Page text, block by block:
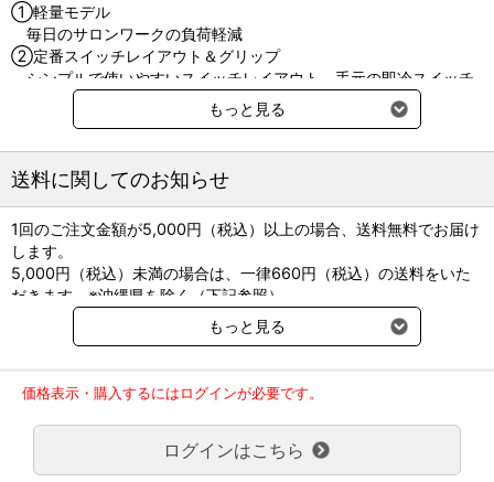
①軽量モデル
毎日のサロンワークの負荷軽減
②定番スイッチレイアウト＆グリップ
シンプルで使いやすいスイッチレイアウト。手元の即冷スイッチ
で、温冷風がカンタンに切替できます。また、手にフィットする滑
らかな曲面グリップで、握りのストレスを軽減
水洗いもできる丈夫なメッシュフィルターを採用。お手入れしや
くす、強めの力でブラッシングや水洗いを行っても破れません。
●本体寸法：幅232mm×奥行94mm×高さ213mm（本体のみ）
●重量：670g（本体のみ）
●電源：AC100V 50/60Hz
●温風温度：115℃（周囲温度 30℃の場合、High-Hot使用時）
もっと見る
送料に関してのお知らせ
1回のご注文金額が5,000円（税込）以上の場合、送料無料でお届け
します。
5,000円（税込）未満の場合は、一律660円（税込）の送料をいた
だきます。※沖縄県を除く（下記参照）
※2017年11月14日（火）より沖縄県へのお届けにつきましては、1
回のご注文金額（税込）が、30,000円以上で配送無料となります。
ご了承のほどよろしくお願い致します。
弊社都合でお届けが２回以上に分かれる場合の送料負担は、１回分
のみで新たな送料は発生しません。
大型商品送料が必要な商品をご注文の場合は、大型商品送料のみご
負担頂きます。
もっと見る
価格表示・購入するにはログインが必要です。
ログインはこちら